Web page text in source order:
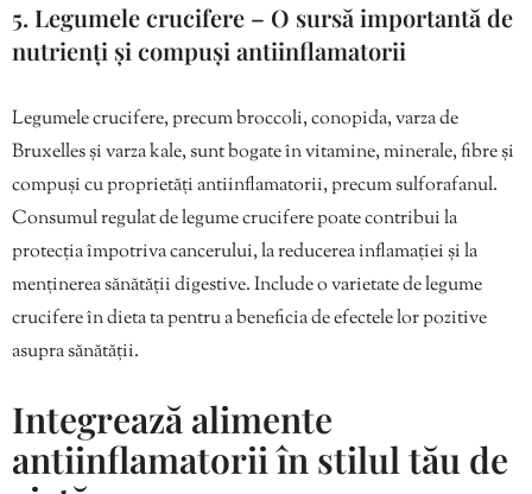
5. Legumele crucifere – O sursă importantă de
nutrienți și compuși antiinflamatorii
Legumele crucifere, precum broccoli, conopida, varza de
Bruxelles și varza kale, sunt bogate în vitamine, minerale, fibre și
compuși cu proprietăți antiinflamatorii, precum sulforafanul.
Consumul regulat de legume crucifere poate contribui la
protecția împotriva cancerului, la reducerea inflamației și la
menținerea sănătății digestive. Include o varietate de legume
crucifere în dieta ta pentru a beneficia de efectele lor pozitive
asupra sănătății.
Integrează alimente
antiinflamatorii în stilul tău de